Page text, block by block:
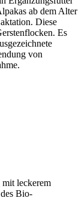
ab dem Alter
Diese
Es
von
leckerem
Bio-